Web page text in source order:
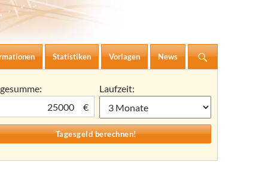
Statistiken Vorlagen News
€
Laufzeit: